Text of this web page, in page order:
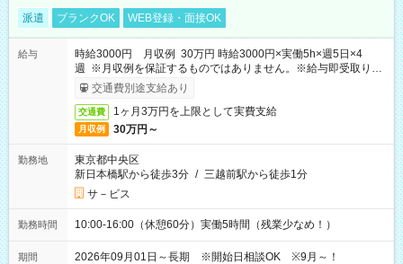
派遣 ブランクOK WEB登録・面接OK
給与
時給3000円 月収例 30万円 時給3000円×実働5h×週5日×4
週 ※月収例を保証するものではありません。※給与即受取りサ
ービス利用可（利用条件有）
交通費別途支給あり
交通費 1ヶ月3万円を上限として実費支給
月収例 30万円～
勤務地
東京都中央区
新日本橋駅から徒歩3分 / 三越前駅から徒歩1分
サ－ビス
勤務時間 10:00-16:00（休憩60分）実働5時間（残業少なめ！）
期間 2026年09月01日～長期 ※開始日相談OK ※9月～！